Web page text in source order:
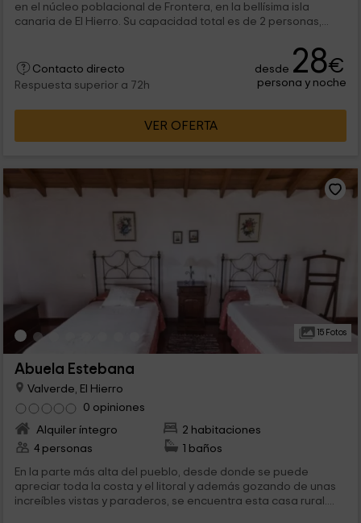
en el núcleo poblacional de Frontera, en la bellísima isla
canaria de El Hierro. Su capacidad total es de 2 personas,...
Contacto directo
Respuesta superior a 72h
desde 28€
persona y noche
VER OFERTA
15 Fotos
Abuela Estebana
Valverde, El Hierro
0 opiniones
Alquiler íntegro
2 habitaciones
4 personas
1 baños
En la parte más alta del pueblo, desde donde se puede
apreciar toda la costa y el litoral y además gozando de unas
increíbles vistas y paraderos, se encuentra esta casa rural....